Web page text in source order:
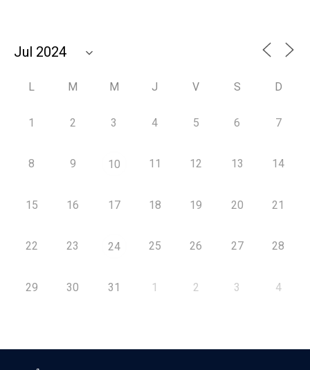
L M M J V S D
1 2 3 4 5 6 7
8 9 10 11 12 13 14
15 16 17 18 19 20 21
22 23 24 25 26 27 28
29 30 31 1 2 3 4